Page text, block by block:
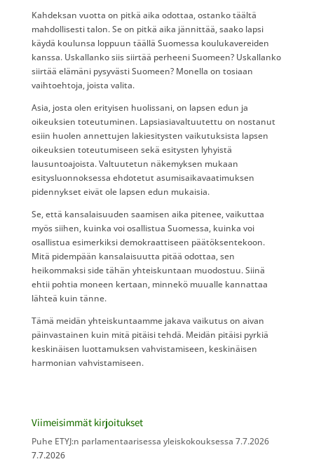
Kahdeksan vuotta on pitkä aika odottaa, ostanko täältä
mahdollisesti talon. Se on pitkä aika jännittää, saako lapsi
käydä koulunsa loppuun täällä Suomessa koulukavereiden
kanssa. Uskallanko siis siirtää perheeni Suomeen? Uskallanko
siirtää elämäni pysyvästi Suomeen? Monella on tosiaan
vaihtoehtoja, joista valita.
Asia, josta olen erityisen huolissani, on lapsen edun ja
oikeuksien toteutuminen. Lapsiasiavaltuutettu on nostanut
esiin huolen annettujen lakiesitysten vaikutuksista lapsen
oikeuksien toteutumiseen sekä esitysten lyhyistä
lausuntoajoista. Valtuutetun näkemyksen mukaan
esitysluonnoksessa ehdotetut asumisaikavaatimuksen
pidennykset eivät ole lapsen edun mukaisia.
Se, että kansalaisuuden saamisen aika pitenee, vaikuttaa
myös siihen, kuinka voi osallistua Suomessa, kuinka voi
osallistua esimerkiksi demokraattiseen päätöksentekoon.
Mitä pidempään kansalaisuutta pitää odottaa, sen
heikommaksi side tähän yhteiskuntaan muodostuu. Siinä
ehtii pohtia moneen kertaan, minnekö muualle kannattaa
lähteä kuin tänne.
Tämä meidän yhteiskuntaamme jakava vaikutus on aivan
päinvastainen kuin mitä pitäisi tehdä. Meidän pitäisi pyrkiä
keskinäisen luottamuksen vahvistamiseen, keskinäisen
harmonian vahvistamiseen.
Viimeisimmät kirjoitukset
Puhe ETYJ:n parlamentaarisessa yleiskokouksessa 7.7.2026
7.7.2026